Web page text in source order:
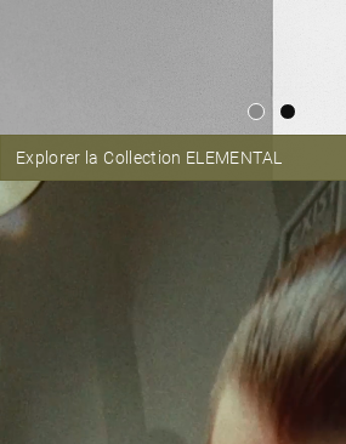
Explorer la Collection ELEMENTAL